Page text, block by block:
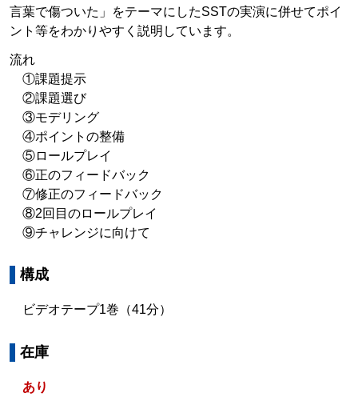
言葉で傷ついた」をテーマにしたSSTの実演に併せてポイ
ント等をわかりやすく説明しています。
流れ
①課題提示
②課題選び
③モデリング
④ポイントの整備
⑤ロールプレイ
⑥正のフィードバック
⑦修正のフィードバック
⑧2回目のロールプレイ
⑨チャレンジに向けて
構成
ビデオテープ1巻（41分）
在庫
あり